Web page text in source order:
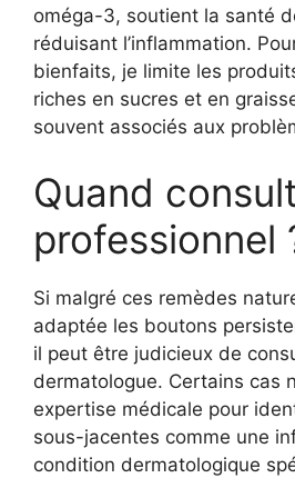
oméga-3, soutient la santé
réduisant l’inflammation.
bienfaits, je limite les
riches en sucres et en
souvent associés aux
Quand
professionnel
Si malgré ces remèdes
adaptée les boutons
il peut être judicieux de
dermatologue. Certains cas
expertise médicale pour
sous-jacentes comme une
condition dermatologique